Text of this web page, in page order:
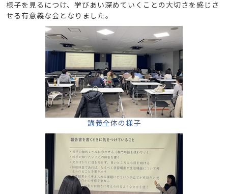
様子を見るにつけ、学びあい深めていくことの大切さを感じさ
せる有意義な会となりました。
講義全体の様子